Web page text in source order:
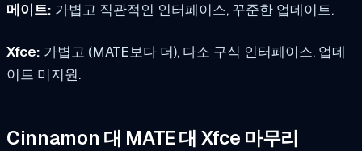
메이트: 가볍고 직관적인 인터페이스, 꾸준한 업데이트.
Xfce: 가볍고 (MATE보다 더), 다소 구식 인터페이스, 업데
이트 미지원.
Cinnamon 대 MATE 대 Xfce 마무리